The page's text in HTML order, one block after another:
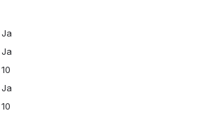
Ja
Ja
10
Ja
10